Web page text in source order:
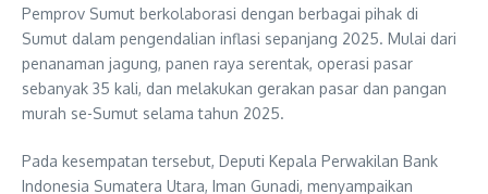
Pemprov Sumut berkolaborasi dengan berbagai pihak di
Sumut dalam pengendalian inflasi sepanjang 2025. Mulai dari
penanaman jagung, panen raya serentak, operasi pasar
sebanyak 35 kali, dan melakukan gerakan pasar dan pangan
murah se-Sumut selama tahun 2025.
Pada kesempatan tersebut, Deputi Kepala Perwakilan Bank
Indonesia Sumatera Utara, Iman Gunadi, menyampaikan